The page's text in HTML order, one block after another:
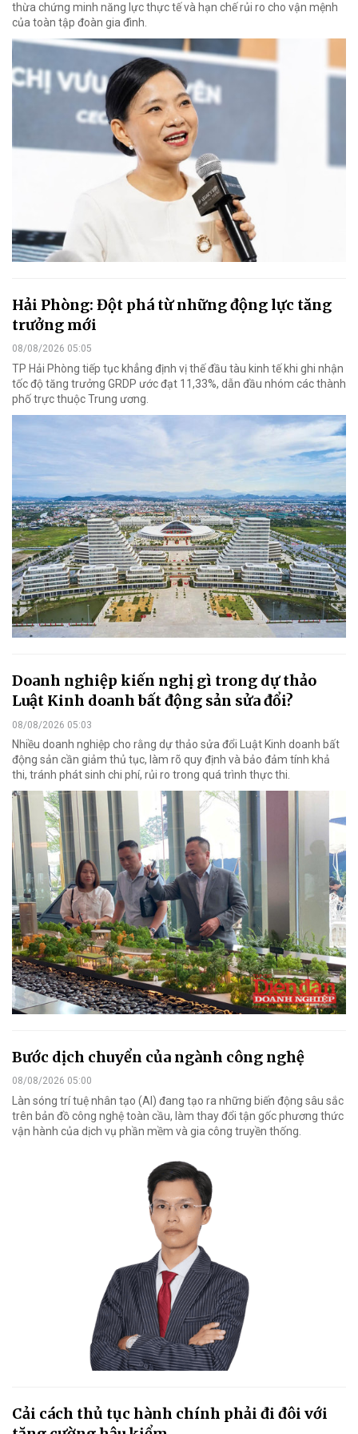
thừa chứng minh năng lực thực tế và hạn chế rủi ro cho vận mệnh
của toàn tập đoàn gia đình.
Hải Phòng: Đột phá từ những động lực tăng
trưởng mới
08/08/2026 05:05
TP Hải Phòng tiếp tục khẳng định vị thế đầu tàu kinh tế khi ghi nhận
tốc độ tăng trưởng GRDP ước đạt 11,33%, dẫn đầu nhóm các thành
phố trực thuộc Trung ương.
Doanh nghiệp kiến nghị gì trong dự thảo
Luật Kinh doanh bất động sản sửa đổi?
08/08/2026 05:03
Nhiều doanh nghiệp cho rằng dự thảo sửa đổi Luật Kinh doanh bất
động sản cần giảm thủ tục, làm rõ quy định và bảo đảm tính khả
thi, tránh phát sinh chi phí, rủi ro trong quá trình thực thi.
Bước dịch chuyển của ngành công nghệ
08/08/2026 05:00
Làn sóng trí tuệ nhân tạo (AI) đang tạo ra những biến động sâu sắc
trên bản đồ công nghệ toàn cầu, làm thay đổi tận gốc phương thức
vận hành của dịch vụ phần mềm và gia công truyền thống.
Cải cách thủ tục hành chính phải đi đôi với